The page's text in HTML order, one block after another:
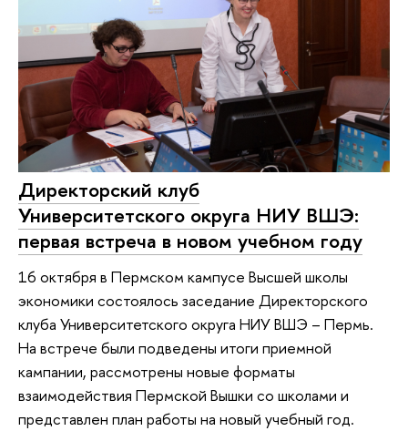
Директорский клуб
Университетского округа НИУ ВШЭ:
первая встреча в новом учебном году
16 октября в Пермском кампусе Высшей школы
экономики состоялось заседание Директорского
клуба Университетского округа НИУ ВШЭ – Пермь.
На встрече были подведены итоги приемной
кампании, рассмотрены новые форматы
взаимодействия Пермской Вышки со школами и
представлен план работы на новый учебный год.